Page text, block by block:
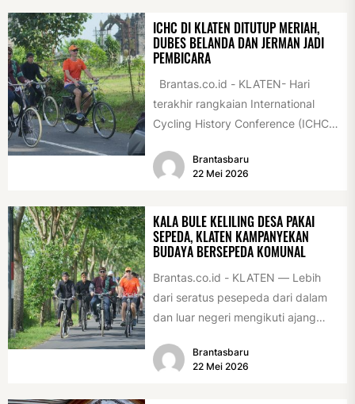
ICHC DI KLATEN DITUTUP MERIAH,
DUBES BELANDA DAN JERMAN JADI
PEMBICARA
Brantas.co.id - KLATEN- Hari
terakhir rangkaian International
Cycling History Conference (ICHC)
istimewa. Sejumlah tokoh
internasional...
Brantasbaru
22 Mei 2026
KALA BULE KELILING DESA PAKAI
SEPEDA, KLATEN KAMPANYEKAN
BUDAYA BERSEPEDA KOMUNAL
Brantas.co.id - KLATEN — Lebih
dari seratus pesepeda dari dalam
dan luar negeri mengikuti ajang
Association Rally...
Brantasbaru
22 Mei 2026